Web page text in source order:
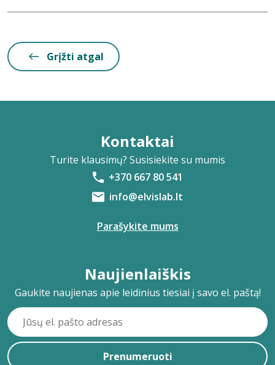
Grįžti atgal
Kontaktai
Turite klausimų? Susisiekite su mumis
+370 667 80 541
info@elvislab.lt
Parašykite mums
Naujienlaiškis
Gaukite naujienas apie leidinius tiesiai į savo el. paštą!
Prenumeruoti